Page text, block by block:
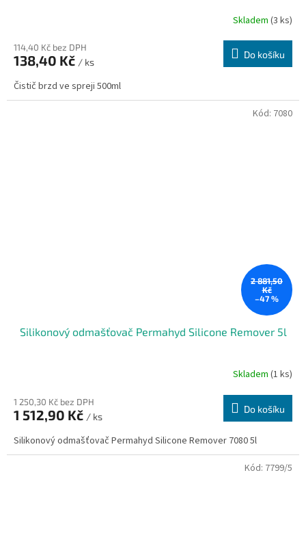
Skladem (3 ks)
114,40 Kč bez DPH
138,40 Kč / ks
Do košíku
Čistič brzd ve spreji 500ml
2 881,50
Kč
–47 %
Silikonový odmašťovač Permahyd Silicone Remover 5l
Skladem (1 ks)
1 250,30 Kč bez DPH
1 512,90 Kč / ks
Do košíku
Silikonový odmašťovač Permahyd Silicone Remover 7080 5l
Kód: 7080
Kód: 7799/5